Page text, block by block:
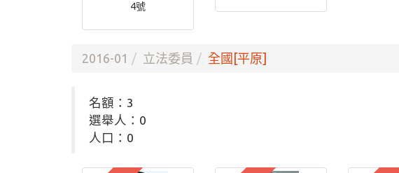
4號
2016-01 立法委員 全國[平原]
名額：3
選舉人：0
人口：0